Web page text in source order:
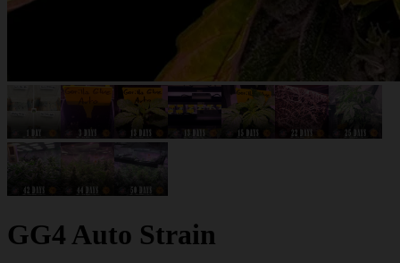
GG4 Auto Strain